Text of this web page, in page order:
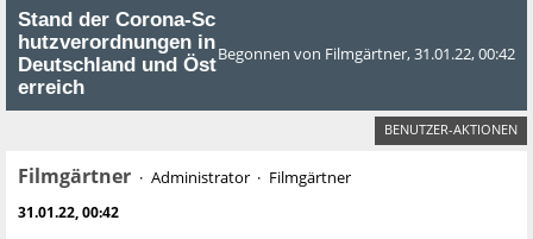
Stand der Corona-Sc
hutzverordnungen in
Deutschland und Öst
erreich
Begonnen von Filmgärtner, 31.01.22, 00:42
BENUTZER-AKTIONEN
Filmgärtner Administrator Filmgärtner
31.01.22, 00:42